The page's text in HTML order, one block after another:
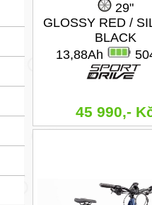
29"
GLOSSY RED /
BLACK
13,88Ah
45 990,-